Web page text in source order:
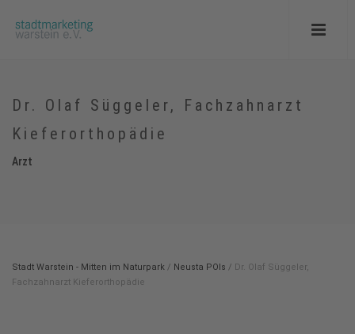
Dr. Olaf Süggeler, Fachzahnarzt
Kieferorthopädie
Arzt
Stadt Warstein - Mitten im Naturpark / Neusta POIs / Dr. Olaf Süggeler,
Fachzahnarzt Kieferorthopädie